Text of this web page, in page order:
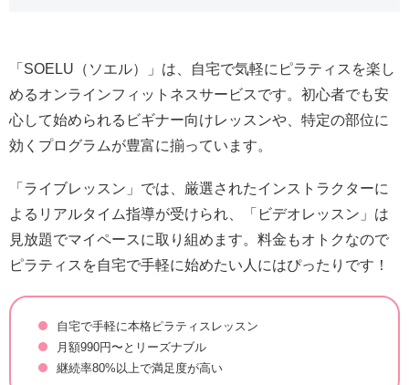
「SOELU（ソエル）」は、自宅で気軽にピラティスを楽し
めるオンラインフィットネスサービスです。初心者でも安
心して始められるビギナー向けレッスンや、特定の部位に
効くプログラムが豊富に揃っています。
「ライブレッスン」では、厳選されたインストラクターに
よるリアルタイム指導が受けられ、「ビデオレッスン」は
見放題でマイペースに取り組めます。料金もオトクなので
ピラティスを自宅で手軽に始めたい人にはぴったりです！
自宅で手軽に本格ピラティスレッスン
月額990円〜とリーズナブル
継続率80%以上で満足度が高い